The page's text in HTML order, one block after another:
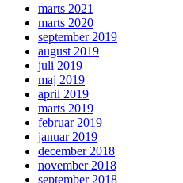
marts 2021
marts 2020
september 2019
august 2019
juli 2019
maj 2019
april 2019
marts 2019
februar 2019
januar 2019
december 2018
november 2018
september 2018